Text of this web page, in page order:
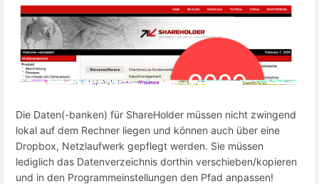
Die Daten(-banken) für ShareHolder müssen nicht zwingend
lokal auf dem Rechner liegen und können auch über eine
Dropbox, Netzlaufwerk gepflegt werden. Sie müssen
lediglich das Datenverzeichnis dorthin verschieben/kopieren
und in den Programmeinstellungen den Pfad anpassen!